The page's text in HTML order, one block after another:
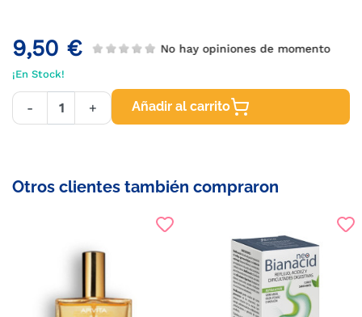
9,50 € No hay opiniones de momento
¡En Stock!
- + Añadir al carrito
Otros clientes también compraron